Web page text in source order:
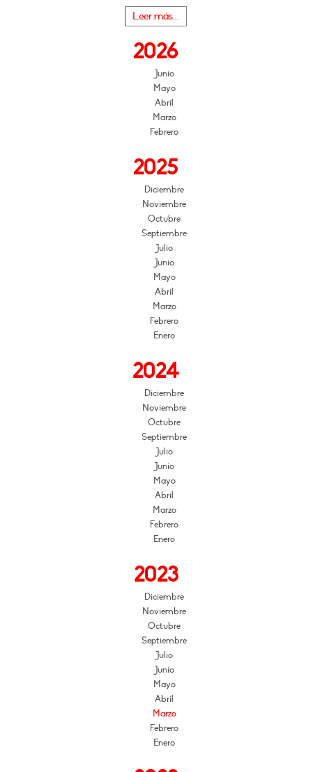
Leer más...
2026
Junio
Mayo
Abril
Marzo
Febrero
2025
Diciembre
Noviembre
Octubre
Septiembre
Julio
Junio
Mayo
Abril
Marzo
Febrero
Enero
2024
Diciembre
Noviembre
Octubre
Septiembre
Julio
Junio
Mayo
Abril
Marzo
Febrero
Enero
2023
Diciembre
Noviembre
Octubre
Septiembre
Julio
Junio
Mayo
Abril
Marzo
Febrero
Enero